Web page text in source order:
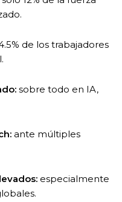
de los trabajadores
sobre todo en IA,
ante múltiples
especialmente